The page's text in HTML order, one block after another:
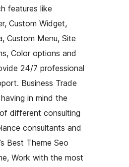
features like
Custom Widget,
Custom Menu, Site
Color options and
24/7 professional
Business Trade
in mind the
different consulting
consultants and
Best Theme Seo
Work with the most